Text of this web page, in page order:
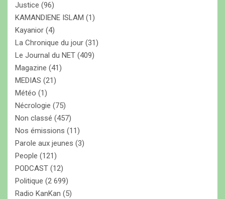
Justice (96)
KAMANDIENE ISLAM (1)
Kayanior (4)
La Chronique du jour (31)
Le Journal du NET (409)
Magazine (41)
MEDIAS (21)
Météo (1)
Nécrologie (75)
Non classé (457)
Nos émissions (11)
Parole aux jeunes (3)
People (121)
PODCAST (12)
Politique (2 699)
Radio KanKan (5)